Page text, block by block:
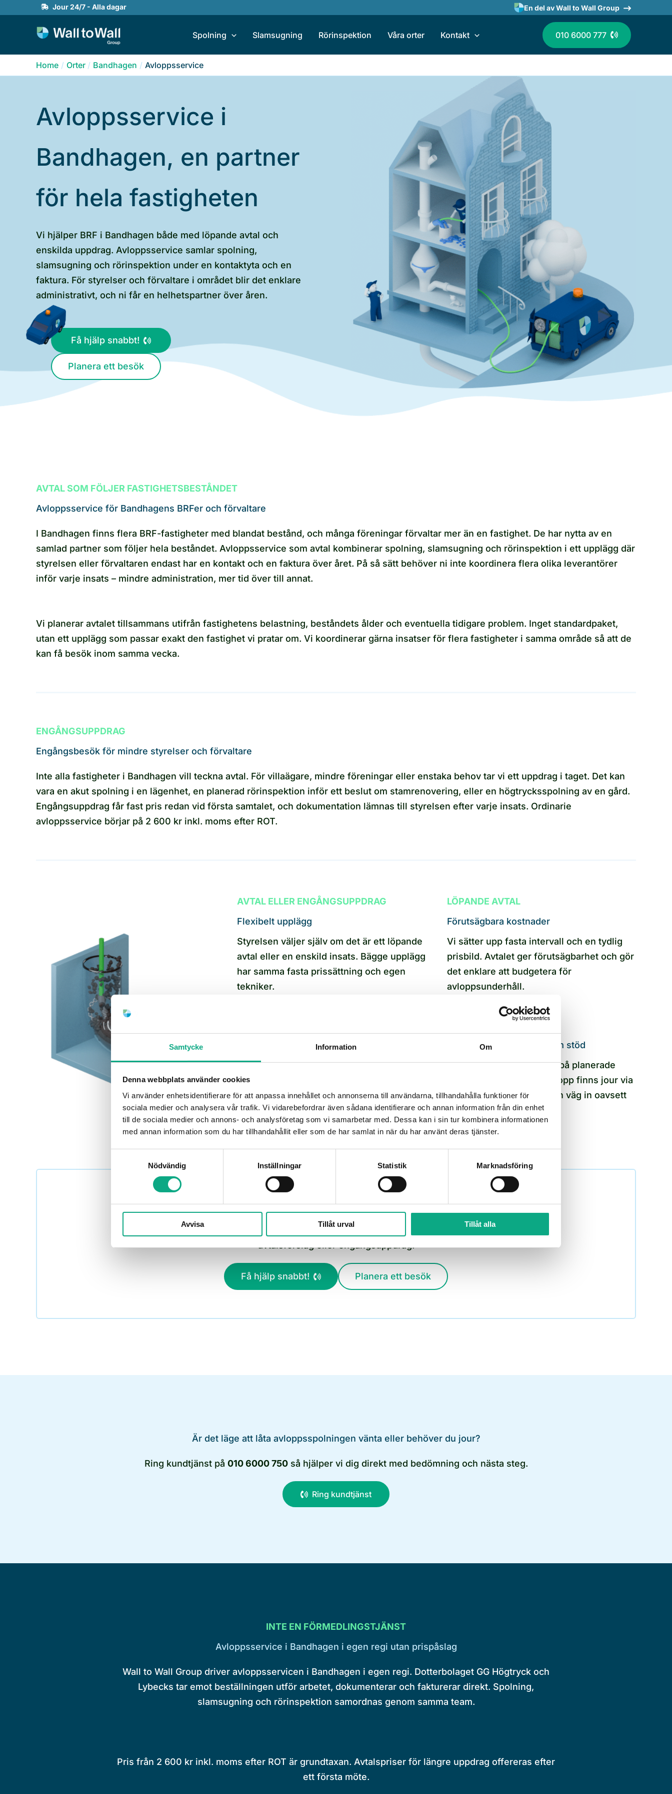
Samtycke Information Om
Denna webbplats använder cookies
Vi använder enhetsidentifierare för att anpassa innehållet och annonserna till användarna, tillhandahålla funktioner för
sociala medier och analysera vår trafik. Vi vidarebefordrar även sådana identifierare och annan information från din enhet
till de sociala medier och annons- och analysföretag som vi samarbetar med. Dessa kan i sin tur kombinera informationen
med annan information som du har tillhandahållit eller som de har samlat in när du har använt deras tjänster.
Nödvändig
Inställningar Statistik Marknadsföring
Avvisa Tillåt urval Tillåt alla
Jour 24/7 - Alla dagar En del av Wall to Wall Group
Spolning Slamsugning Rörinspektion Våra orter Kontakt 010 6000 777
Home Orter Bandhagen Avloppsservice
Avloppsservice i
Bandhagen, en partner
för hela fastigheten
Vi hjälper BRF i Bandhagen både med löpande avtal och
enskilda uppdrag. Avloppsservice samlar spolning,
slamsugning och rörinspektion under en kontaktyta och en
faktura. För styrelser och förvaltare i området blir det enklare
administrativt, och ni får en helhetspartner över åren.
Få hjälp snabbt!
Planera ett besök
AVTAL SOM FÖLJER FASTIGHETSBESTÅNDET
Avloppsservice för Bandhagens BRFer och förvaltare
I Bandhagen finns flera BRF-fastigheter med blandat bestånd, och många föreningar förvaltar mer än en fastighet. De har nytta av en
samlad partner som följer hela beståndet. Avloppsservice som avtal kombinerar spolning, slamsugning och rörinspektion i ett upplägg där
styrelsen eller förvaltaren endast har en kontakt och en faktura över året. På så sätt behöver ni inte koordinera flera olika leverantörer
inför varje insats – mindre administration, mer tid över till annat.
Vi planerar avtalet tillsammans utifrån fastighetens belastning, beståndets ålder och eventuella tidigare problem. Inget standardpaket,
utan ett upplägg som passar exakt den fastighet vi pratar om. Vi koordinerar gärna insatser för flera fastigheter i samma område så att de
kan få besök inom samma vecka.
ENGÅNGSUPPDRAG
Engångsbesök för mindre styrelser och förvaltare
Inte alla fastigheter i Bandhagen vill teckna avtal. För villaägare, mindre föreningar eller enstaka behov tar vi ett uppdrag i taget. Det kan
vara en akut spolning i en lägenhet, en planerad rörinspektion inför ett beslut om stamrenovering, eller en högtrycksspolning av en gård.
Engångsuppdrag får fast pris redan vid första samtalet, och dokumentation lämnas till styrelsen efter varje insats. Ordinarie
avloppsservice börjar på 2 600 kr inkl. moms efter ROT.
AVTAL ELLER ENGÅNGSUPPDRAG
Flexibelt upplägg
Styrelsen väljer själv om det är ett löpande
avtal eller en enskild insats. Bägge upplägg
har samma fasta prissättning och egen
tekniker.
LÖPANDE AVTAL
Förutsägbara kostnader
Vi sätter upp fasta intervall och en tydlig
prisbild. Avtalet ger förutsägbarhet och gör
det enklare att budgetera för
avloppsunderhåll.
Allt utfört av samma organisation
Vi samlar alla tjänster under en
organisation. Du får en kontaktperson, en
faktura och ett samlat ansvar – det sparar
tid, minskar administrationen och gör
samarbetet enklare och tryggare.
Schema som bas, jour som stöd
Serviceupplägget bygger på planerade
insatser, men vid akuta stopp finns jour via
våra spoltjänster. Ni har en väg in oavsett
situation.
Boka avloppsservice i Bandhagen
Boka avloppsservice i Bandhagen från 2 600 kr inkl. moms efter ROT. Ring 010 6000 750 för
avtalsförslag eller engångsuppdrag.
Få hjälp snabbt! Planera ett besök
Är det läge att låta avloppsspolningen vänta eller behöver du jour?
Ring kundtjänst på 010 6000 750så hjälper vi dig direkt med bedömning och nästa steg.
Ring kundtjänst
INTE EN FÖRMEDLINGSTJÄNST
Avloppsservice i Bandhagen i egen regi utan prispåslag
Wall to Wall Group driver avloppsservicen i Bandhagen i egen regi. Dotterbolaget GG Högtryck och
Lybecks tar emot beställningen utför arbetet, dokumenterar och fakturerar direkt. Spolning,
slamsugning och rörinspektion samordnas genom samma team.
Pris från 2 600 kr inkl. moms efter ROT är grundtaxan. Avtalspriser för längre uppdrag offereras efter
ett första möte.